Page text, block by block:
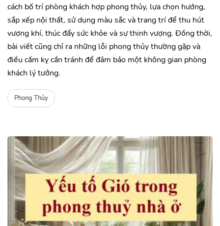
cách bố trí phòng khách hợp phong thủy, lựa chọn hướng,
sắp xếp nội thất, sử dụng màu sắc và trang trí để thu hút
vượng khí, thúc đẩy sức khỏe và sự thịnh vượng. Đồng thời,
bài viết cũng chỉ ra những lỗi phong thủy thường gặp và
điều cấm kỵ cần tránh để đảm bảo một không gian phòng
khách lý tưởng.
Phong Thủy